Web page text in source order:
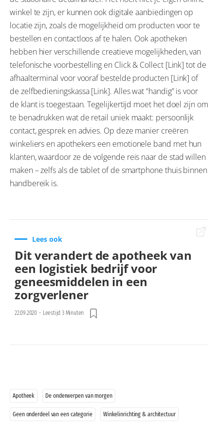
winkel te zijn, er kunnen ook digitale aanbiedingen op
locatie zijn, zoals de mogelijkheid om producten voor te
bestellen en contactloos af te halen. Ook apotheken
hebben hier verschillende creatieve mogelijkheden, van
telefonische voorbestelling en Click & Collect [Link] tot de
afhaalterminal voor vooraf bestelde producten [Link] of
de zelfbedieningskassa [Link]. Alles wat “handig” is voor
de klant is toegestaan. Tegelijkertijd moet het doel zijn om
te benadrukken wat de retail uniek maakt: persoonlijk
contact, gesprek en advies. Op deze manier creëren
winkeliers en apothekers een emotionele band met hun
klanten, waardoor ze de volgende reis naar de stad willen
maken – zelfs als de tablet of de smartphone thuis binnen
handbereik is.
Lees ook
Dit verandert de apotheek van
een logistiek bedrijf voor
geneesmiddelen in een
zorgverlener
22.09.2020 - Leestijd 3 Minuten
Apotheek De onderwerpen van morgen
Geen onderdeel van een categorie Winkelinrichting & architectuur